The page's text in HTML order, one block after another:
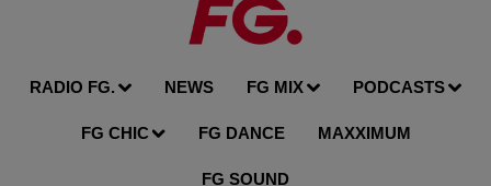
RADIO FG. NEWS FG MIX PODCASTS
FG CHIC FG DANCE MAXXIMUM
FG SOUND